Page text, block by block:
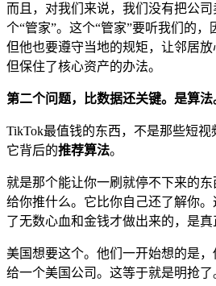
而且，对我们来说，我们没有把公
个“管家”。这个“管家”要听我们的，
但他也要遵守当地的规矩，让邻居放
但保住了核心资产的办法。
第二个问题，比数据还关键。是算法
TikTok最值钱的东西，不是那些短
它背后的推荐算法。
就是那个能让你一刷就停不下来的
给你推什么。它比你自己还了解你
了无数心血和金钱才做出来的，是真
美国想要这个。他们一开始想的是
给一个美国公司。这等于就是明抢了